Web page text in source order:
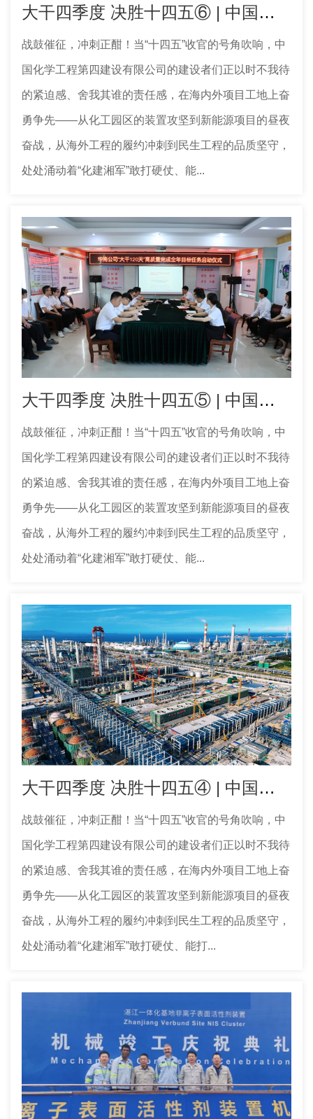
大干四季度 决胜十四五⑥ | 中国化学工程四化建多个工程项目取得新进展
战鼓催征，冲刺正酣！当“十四五”收官的号角吹响，中
国化学工程第四建设有限公司的建设者们正以时不我待
的紧迫感、舍我其谁的责任感，在海内外项目工地上奋
勇争先——从化工园区的装置攻坚到新能源项目的昼夜
奋战，从海外工程的履约冲刺到民生工程的品质坚守，
处处涌动着“化建湘军”敢打硬仗、能...
大干四季度 决胜十四五⑤ | 中国化学工程四化建华南公司：挂图作战攻难关 实干冲刺“全年红”
战鼓催征，冲刺正酣！当“十四五”收官的号角吹响，中
国化学工程第四建设有限公司的建设者们正以时不我待
的紧迫感、舍我其谁的责任感，在海内外项目工地上奋
勇争先——从化工园区的装置攻坚到新能源项目的昼夜
奋战，从海外工程的履约冲刺到民生工程的品质坚守，
处处涌动着“化建湘军”敢打硬仗、能...
大干四季度 决胜十四五④ | 中国化学工程四化建中沙古雷项目多措并举助推劳动竞赛
战鼓催征，冲刺正酣！当“十四五”收官的号角吹响，中
国化学工程第四建设有限公司的建设者们正以时不我待
的紧迫感、舍我其谁的责任感，在海内外项目工地上奋
勇争先——从化工园区的装置攻坚到新能源项目的昼夜
奋战，从海外工程的履约冲刺到民生工程的品质坚守，
处处涌动着“化建湘军”敢打硬仗、能打...